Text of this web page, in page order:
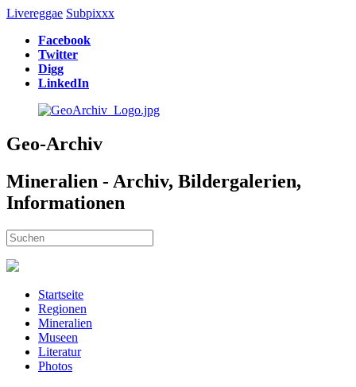
Livereggae Subpixxx
Facebook
Twitter
Digg
LinkedIn
Geo-Archiv
Mineralien - Archiv, Bildergalerien,
Informationen
Startseite
Regionen
Mineralien
Museen
Literatur
Photos